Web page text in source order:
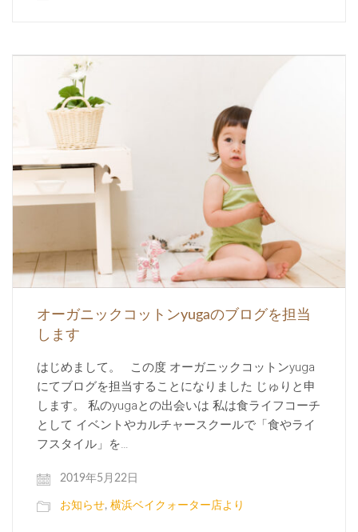
オーガニックコットンyugaのブログを担当
します
はじめまして。 この度 オーガニックコットンyuga
にてブログを担当することになりました じゅりと申
します。 私のyugaとの出会いは 私は食ライフコーチ
として イベントやカルチャースクールで「食やライ
フスタイル」を…
2019年5月22日
お知らせ, 横浜ベイクォーター店より